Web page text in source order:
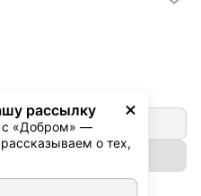
рассылку
с «Добром» —
о тех,
рассылку